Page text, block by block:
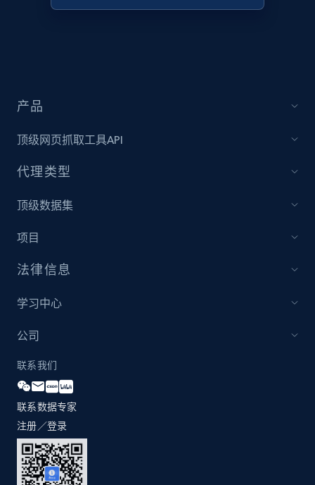
URL, Domain, Country code, Model number,
and more.
2.1K+
Title, Seller name, Brand, Description, Initial
more.
Amazon products global dataset - Collects
products by specific category URL
Title, Seller name, Brand, Description, Initial
price, Currency, Availability, Reviews count, and
more.
产品
顶级网页抓取工具API
代理类型
顶级数据集
项目
法律信息
学习中心
公司
联系我们
联系数据专家
注册／登录